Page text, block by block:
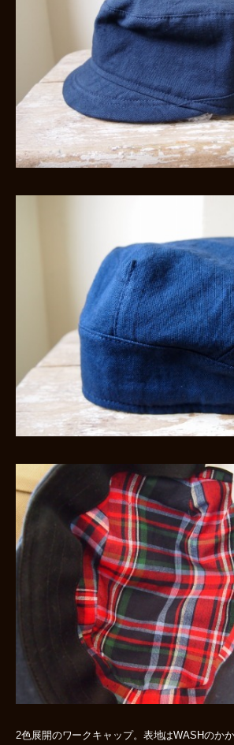
2色展開のワークキャップ。表地はWASHのか